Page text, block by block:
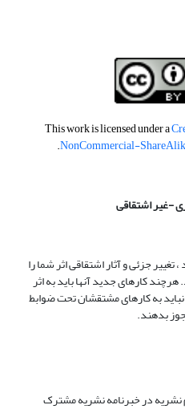
This work is licensed under a
NonCommercial-
.
-غیر اشتقاقی
جزئی و آثار اشتقاقی اثر شما را
کارهای جدید آنها باید به اثر
به کارهای مشتقشان تحت ضوابط
بدهند.
نشریه در خبرنامه نشریه مشترک